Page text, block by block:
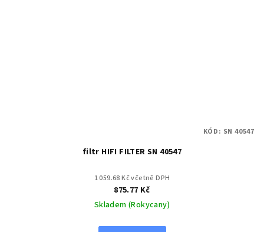
filtr HIFI FILTER SN 40547
1 059.68 Kč včetně DPH
875.77 Kč
Skladem (Rokycany)
KÓD: SN 40547